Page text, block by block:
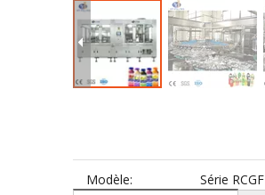
Modèle: Série RCGF